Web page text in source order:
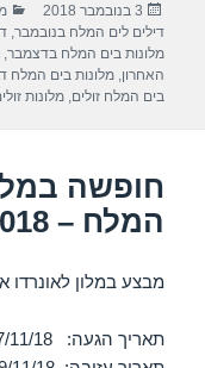
e
b
o
k
פורסם
בתאריך
3 בנובמבר 2018
דילים לים המלח בנובמבר,
מלונות בים המלח בדצמבר,
האחרון,מלונות בים המלח
בים המלח זולים,מלונות
חופשה
המלח – 07/11/2018
מבצע במלון לאונרדו
תאריך הגעה: 07/11/18